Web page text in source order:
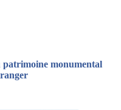
patrimoine monumental